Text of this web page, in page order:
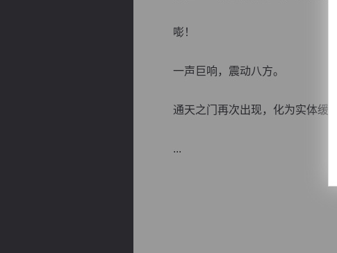
嘭！
一声巨响，震动八方。
通天之门再次出现，化为实体缓缓
...